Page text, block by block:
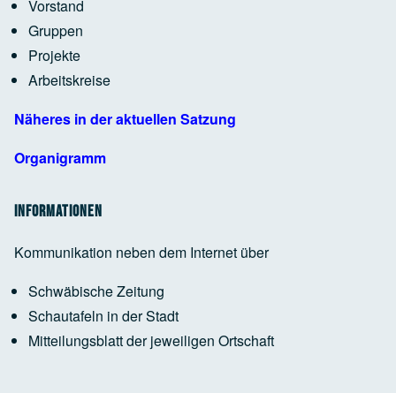
Google Maps Generator
Vorstand
Gruppen
Projekte
Arbeitskreise
Näheres in der aktuellen Satzung
Organigramm
Informationen
Kommunikation neben dem Internet über
Schwäbische Zeitung
Schautafeln in der Stadt
Mitteilungsblatt der jeweiligen Ortschaft